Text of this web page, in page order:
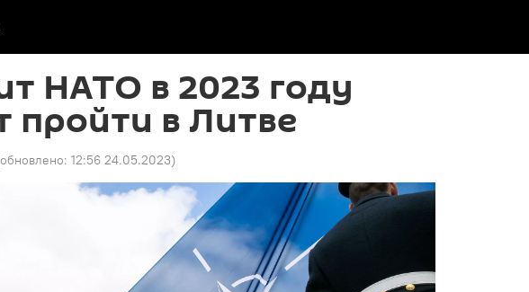
НАТО в 2023 году
пройти в Литве
12:56 24.05.2023)